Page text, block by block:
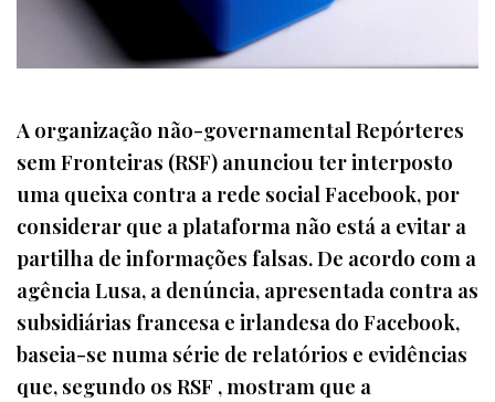
A organização não-governamental Repórteres
sem Fronteiras (RSF) anunciou ter interposto
uma queixa contra a rede social Facebook, por
considerar que a plataforma não está a evitar a
partilha de informações falsas. De acordo com a
agência Lusa, a denúncia, apresentada contra as
subsidiárias francesa e irlandesa do Facebook,
baseia-se numa série de relatórios e evidências
que, segundo os RSF , mostram que a